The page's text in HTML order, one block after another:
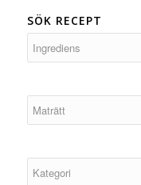
SÖK RECEPT